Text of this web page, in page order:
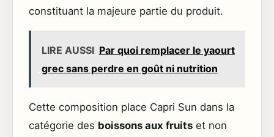
constituant la majeure partie du produit.
LIRE AUSSI Par quoi remplacer le yaourt
grec sans perdre en goût ni nutrition
Cette composition place Capri Sun dans la
catégorie des boissons aux fruits et non